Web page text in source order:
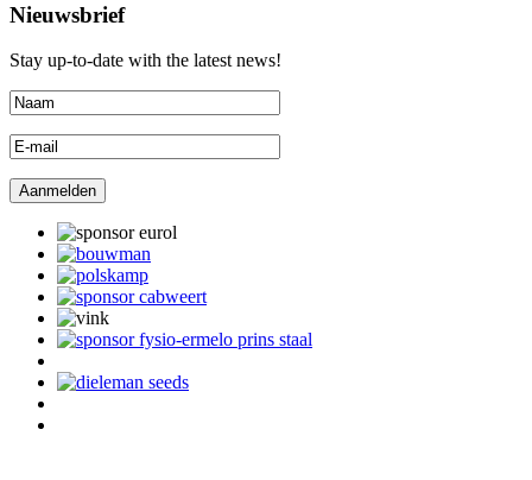
Nieuwsbrief
Stay up-to-date with the latest news!